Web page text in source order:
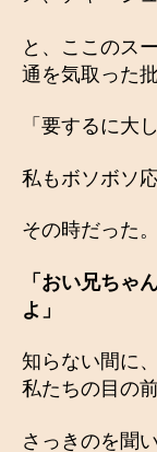
と、ここのス
通を気取った
「要するに大
私もボソボソ応
その時だった。
「おい兄ちゃ
よ」
知らない間に
私たちの目の
さっきのを聞